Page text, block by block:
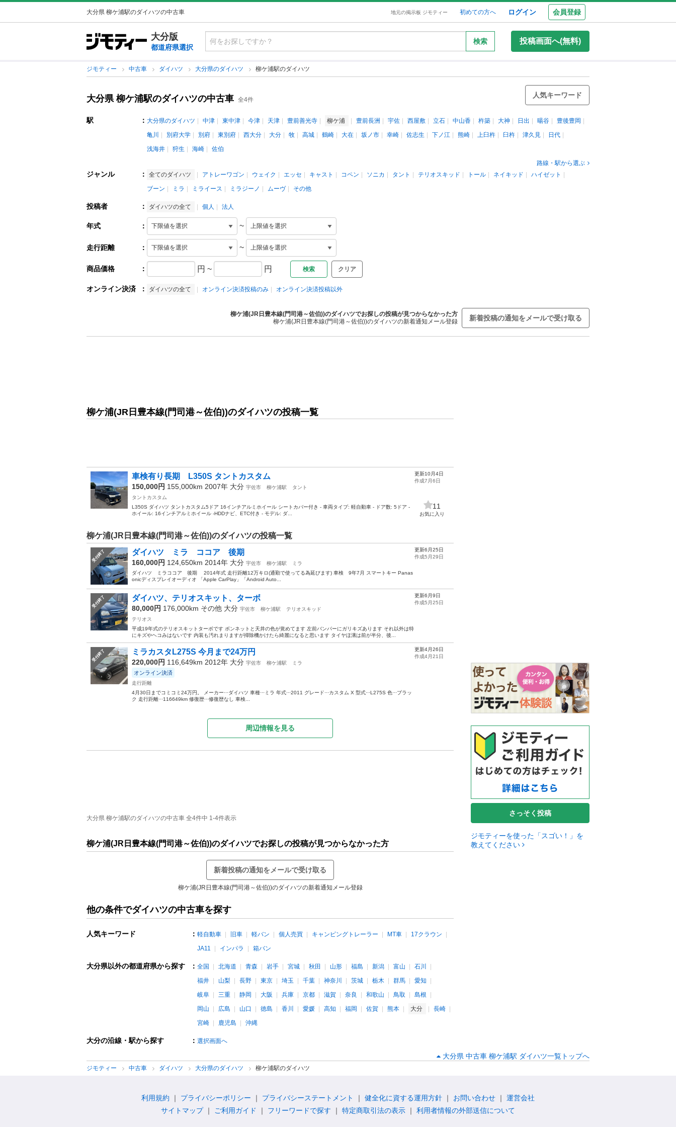
大分県 柳ケ浦駅のダイハツの中古車 地元の掲示板 ジモティー 初めての方へ ログイン 会員登録
大分版
都道府県選択
検索 投稿画面へ(無料)
ジモティー 中古車 ダイハツ 大分県のダイハツ 柳ケ浦駅のダイハツ
大分県 柳ケ浦駅のダイハツの中古車 全4件
人気キーワード
駅 ： 大分県のダイハツ 中津 東中津 今津 天津 豊前善光寺 柳ケ浦 豊前長洲 宇佐 西屋敷 立石 中山香 杵築 大神 日出 暘谷
豊後豊岡
亀川
別府大学 別府 東別府 西大分 大分 牧 高城 鶴崎 大在 坂ノ市 幸崎 佐志生 下ノ江 熊崎 上臼杵 臼杵 津久見
日代
浅海井
狩生 海崎
佐伯
路線・駅から選ぶ
ジャンル ： 全てのダイハツ アトレーワゴン ウェイク エッセ キャスト コペン ソニカ タント テリオスキッド トール ネイキッド
ハイゼット
ブーン
ミラ ミライース ミラジーノ ムーヴ その他
投稿者 ： ダイハツの全て 個人 法人
年式 ： ~
走行距離 ： ~
商品価格 ： 円 ~ 円 クリア
オンライン決済 ： ダイハツの全て オンライン決済投稿のみ オンライン決済投稿以外
柳ケ浦(JR日豊本線(門司港～佐伯))のダイハツでお探しの投稿が見つからなかった方
柳ケ浦(JR日豊本線(門司港～佐伯))のダイハツの新着通知メール登録
新着投稿の通知をメールで受け取る
柳ケ浦(JR日豊本線(門司港～佐伯))のダイハツの投稿一覧
車検有り長期 L350S タントカスタム
150,000円 155,000km 2007年 大分 宇佐市 柳ケ浦駅
タント
タントカスタム
L350S ダイハツ タントカスタム5ドア 16インチアルミホイール シートカバー付き - 車両タイプ: 軽自動車 - ドア数: 5ドア -
ホイール: 16インチアルミホイール -HDDナビ、ETC付き - モデル: ダ...
更新10月4日
作成7月6日
11
お気に入り
柳ケ浦(JR日豊本線(門司港～佐伯))のダイハツの投稿一覧
受付終了 ダイハツ ミラ ココア 後期
160,000円 124,650km 2014年 大分 宇佐市 柳ケ浦駅
ミラ
ダイハツ ミラココア 後期 2014年式 走行距離12万キロ(通勤で使ってる為延びます) 車検 9年7月 スマートキー Panas
onicディスプレイオーディオ 「Apple CarPlay」「Android Auto...
更新6月25日
作成5月29日
受付終了 ダイハツ、テリオスキット、ターボ
80,000円 176,000km その他 大分 宇佐市 柳ケ浦駅
テリオスキッド
テリオス
平成19年式のテリオスキットターボです ボンネットと天井の色が覚めてます 左前バンパーにガリキズあります それ以外は特
にキズやヘコみはないです 内装も汚れまりますが掃除機かけたら綺麗になると思います タイヤほ溝は前が半分、後...
更新6月9日
作成5月25日
受付終了 ミラカスタL275S 今月まで24万円
220,000円 116,649km 2012年 大分 宇佐市 柳ケ浦駅 ミラ
オンライン決済
走行距離
4月30日までコミコミ24万円。 メーカー···ダイハツ 車種···ミラ 年式···2011 グレード···カスタム X 型式···L275S 色···ブラッ
ク 走行距離···116649km 修復歴···修復歴なし 車検...
更新4月26日
作成4月21日
周辺情報を見る
大分県 柳ケ浦駅のダイハツの中古車 全4件中 1-4件表示
柳ケ浦(JR日豊本線(門司港～佐伯))のダイハツでお探しの投稿が見つからなかった方
新着投稿の通知をメールで受け取る
柳ケ浦(JR日豊本線(門司港～佐伯))のダイハツの新着通知メール登録
他の条件でダイハツの中古車を探す
人気キーワード ： 軽自動車 旧車 軽バン 個人売買 キャンピングトレーラー MT車
17クラウン
JA11
インパラ 箱バン
大分県以外の都道府県から探す ： 全国 北海道 青森 岩手 宮城 秋田 山形 福島 新潟 富山
石川
福井
山梨 長野 東京 埼玉 千葉 神奈川 茨城 栃木 群馬
愛知
岐阜
三重 静岡 大阪 兵庫 京都 滋賀 奈良 和歌山 鳥取
島根
岡山
広島 山口 徳島 香川 愛媛 高知 福岡 佐賀 熊本 大分
長崎
宮崎
鹿児島 沖縄
大分の沿線・駅から探す ： 選択画面へ
さっそく投稿
ジモティーを使った「スゴい！」を
教えてください
大分県 中古車 柳ケ浦駅 ダイハツ一覧トップへ
ジモティー 中古車 ダイハツ 大分県のダイハツ 柳ケ浦駅のダイハツ
利用規約 プライバシーポリシー プライバシーステートメント 健全化に資する運用方針 お問い合わせ
運営会社
サイトマップ
ご利用ガイド フリーワードで探す 特定商取引法の表示 利用者情報の外部送信について